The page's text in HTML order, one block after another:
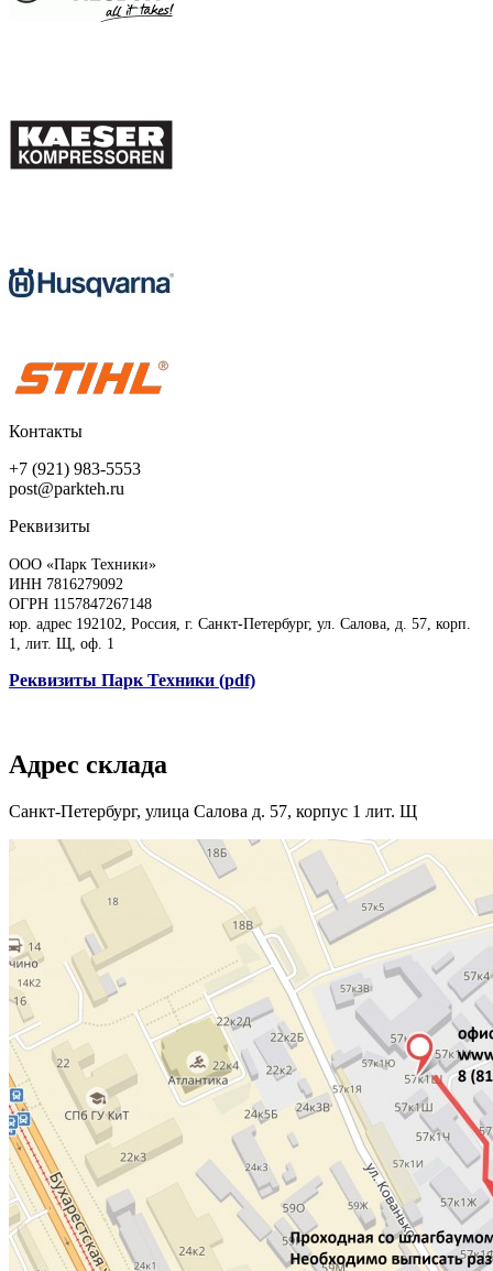
Контакты
+7 (921) 983-5553
post@parkteh.ru
Реквизиты
ООО «Парк Техники»
ИНН 7816279092
ОГРН 1157847267148
юр. адрес 192102, Россия, г. Санкт-Петербург, ул. Салова, д. 57, корп.
1, лит. Щ, оф. 1
Реквизиты Парк Техники (pdf)
Адрес склада
Санкт-Петербург, улица Салова д. 57, корпус 1 лит. Щ